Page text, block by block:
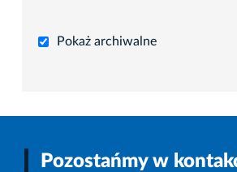
Pokaż archiwalne
Pozostańmy w